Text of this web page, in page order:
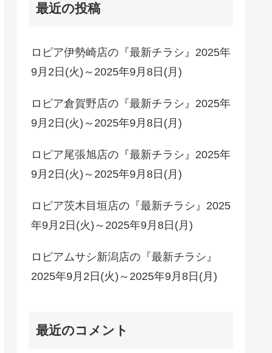
最近の投稿
ロピア伊勢崎店の『最新チラシ』2025年
9月2日(火)～2025年9月8日(月)
ロピア倉賀野店の『最新チラシ』2025年
9月2日(火)～2025年9月8日(月)
ロピア尾張旭店の『最新チラシ』2025年
9月2日(火)～2025年9月8日(月)
ロピア茨木目垣店の『最新チラシ』2025
年9月2日(火)～2025年9月8日(月)
ロピアムサシ新潟店の『最新チラシ』
2025年9月2日(火)～2025年9月8日(月)
最近のコメント